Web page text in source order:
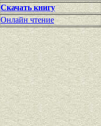
Скачать книгу
Онлайн чтение